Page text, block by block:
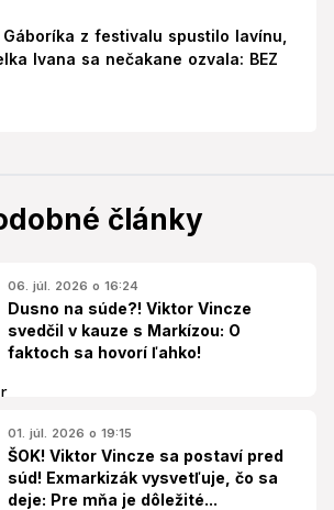
z festivalu spustilo lavínu,
Ivana sa nečakane ozvala: BEZ
články
06. júl. 2026 o 16:24
Dusno na súde?! Viktor Vincze
svedčil v kauze s Markízou: O
faktoch sa hovorí ľahko!
01. júl. 2026 o 19:15
ŠOK! Viktor Vincze sa postaví pred
súd! Exmarkizák vysvetľuje, čo sa
deje: Pre mňa je dôležité...